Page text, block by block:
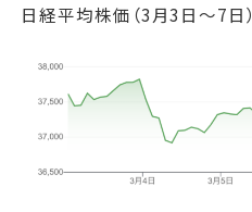
日経平均株価（3月3日〜7日）